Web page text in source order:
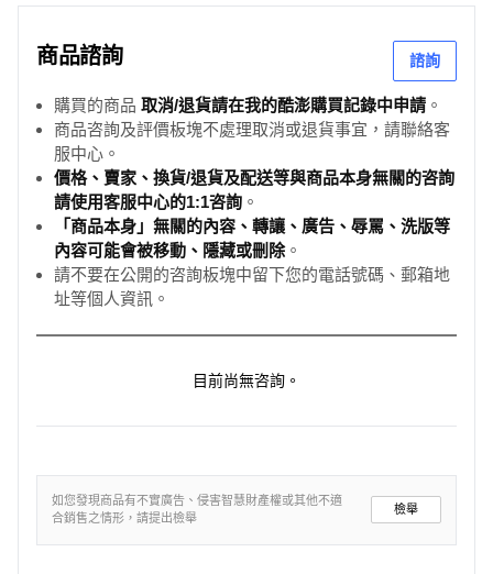
商品諮詢 諮詢
購買的商品 取消/退貨請在我的酷澎購買記錄中申請 。
商品咨詢及評價板塊不處理取消或退貨事宜，請聯絡客
服中心。
價格、賣家、換貨/退貨及配送等與商品本身無關的咨詢
請使用客服中心的1:1咨詢 。
「商品本身」無關的內容、轉讓、廣告、辱罵、洗版等
內容可能會被移動、隱藏或刪除。
請不要在公開的咨詢板塊中留下您的電話號碼、郵箱地
址等個人資訊。
目前尚無咨詢。
如您發現商品有不實廣告、侵害智慧財產權或其他不適
合銷售之情形，請提出檢舉
檢舉